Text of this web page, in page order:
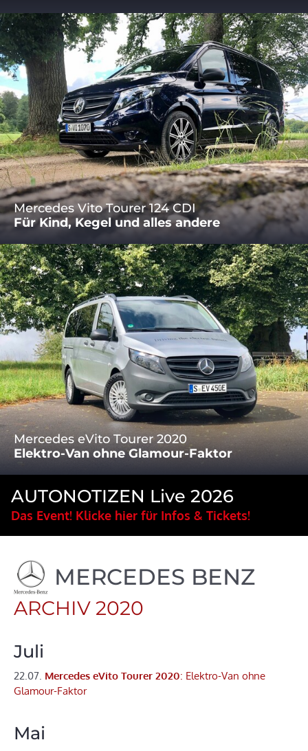
Mercedes Vito Tourer 124 CDI
Für Kind, Kegel und alles andere
Mercedes eVito Tourer 2020
Elektro-Van ohne Glamour-Faktor
AUTONOTIZEN Live 2026
Das Event! Klicke hier für Infos & Tickets!
MERCEDES BENZ
ARCHIV 2020
Juli
22.07. Mercedes eVito Tourer 2020: Elektro-Van ohne
Glamour-Faktor
Mai